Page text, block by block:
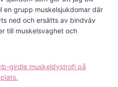
en grupp muskelsjukdomar där
ned och ersätts av bindväv
till muskelsvaghet och
girdle muskeldystrofi på